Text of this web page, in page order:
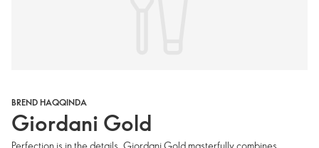
BREND HAQQINDA
Giordani Gold